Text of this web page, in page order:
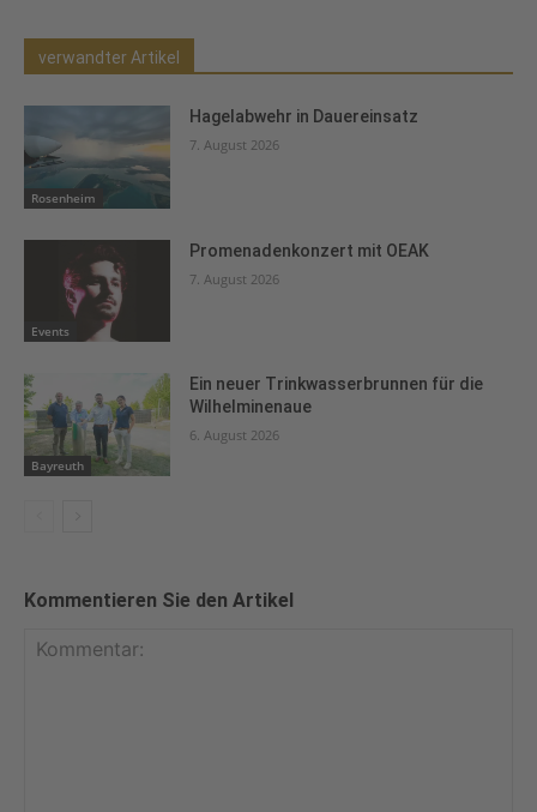
verwandter Artikel
Rosenheim
Hagelabwehr in Dauereinsatz
7. August 2026
Events
Promenadenkonzert mit OEAK
7. August 2026
Bayreuth
Ein neuer Trinkwasserbrunnen für die
Wilhelminenaue
6. August 2026
Kommentieren Sie den Artikel